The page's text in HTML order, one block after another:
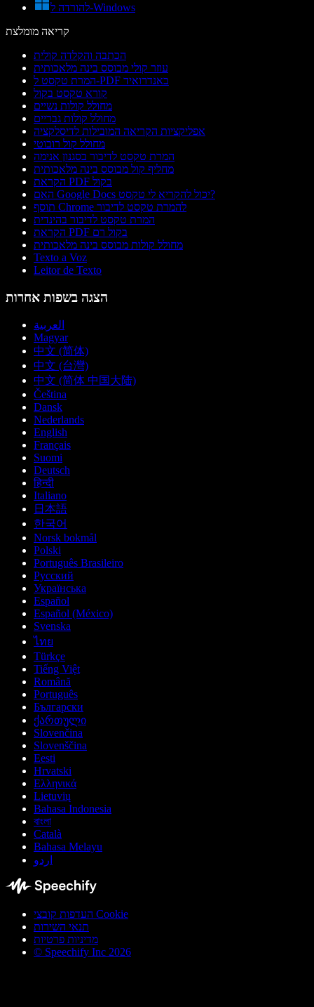
להורדה ל-Windows
קריאה מומלצת
הכתבה והקלדה קולית
עוזר קולי מבוסס בינה מלאכותית
המרת טקסט ל-PDF באנדרואיד
קורא טקסט בקול
מחולל קולות נשיים
מחולל קולות גבריים
אפליקציות הקריאה המובילות לדיסלקציה
מחולל קול רובוטי
המרת טקסט לדיבור בסגנון אנימה
מחליף קול מבוסס בינה מלאכותית
הקראת PDF בקול
האם Google Docs יכול להקריא לי טקסט?
תוסף Chrome להמרת טקסט לדיבור
המרת טקסט לדיבור בהינדית
הקראת PDF בקול רם
מחולל קולות מבוסס בינה מלאכותית
Texto a Voz
Leitor de Texto
הצגה בשפות אחרות
العربية
Magyar
中文 (简体)
中文 (台灣)
中文 (简体 中国大陆)
Čeština
Dansk
Nederlands
English
Français
Suomi
Deutsch
हिन्दी
Italiano
日本語
한국어
Norsk bokmål
Polski
Português Brasileiro
Русский
Українська
Español
Español (México)
Svenska
ไทย
Türkçe
Tiếng Việt
Română
Português
Български
ქართული
Slovenčina
Slovenščina
Eesti
Hrvatski
Ελληνικά
Lietuvių
Bahasa Indonesia
বাংলা
Català
Bahasa Melayu
اردو
העדפות קובצי Cookie
תנאי השירות
מדיניות פרטיות
© Speechify Inc 2026